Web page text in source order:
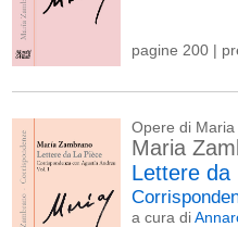
pagine 200 |
Opere di
Maria
Lettere da
a cura di